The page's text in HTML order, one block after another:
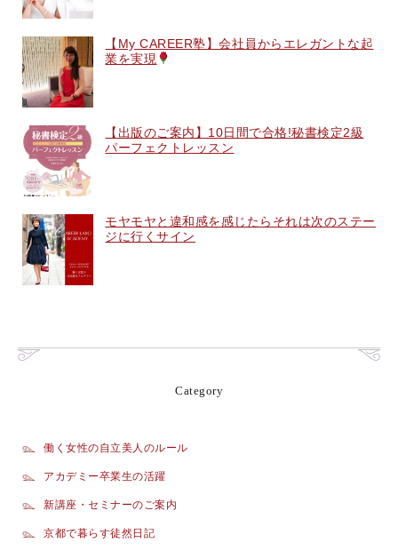
【My CAREER塾】会社員からエレガントな起
業を実現
【出版のご案内】10日間で合格!秘書検定2級
パーフェクトレッスン
モヤモヤと違和感を感じたらそれは次のステー
ジに行くサイン
Category
働く女性の自立美人のルール
アカデミー卒業生の活躍
新講座・セミナーのご案内
京都で暮らす徒然日記